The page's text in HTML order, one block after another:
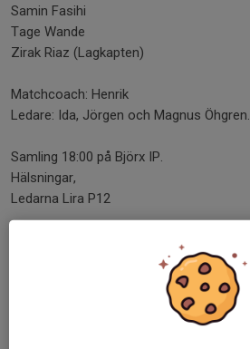
Samin Fasihi
Tage Wande
Zirak Riaz (Lagkapten)
Matchcoach: Henrik
Ledare: Ida, Jörgen och Magnus Öhgren.
Samling 18:00 på Björx IP.
Hälsningar,
Ledarna Lira P12